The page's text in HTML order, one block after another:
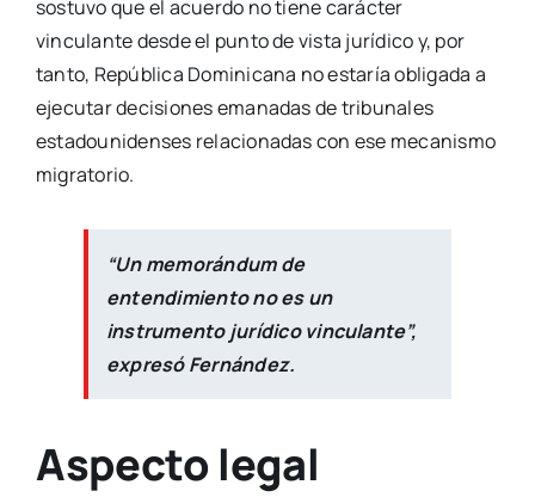
sostuvo que el acuerdo no tiene carácter
vinculante desde el punto de vista jurídico y, por
tanto, República Dominicana no estaría obligada a
ejecutar decisiones emanadas de tribunales
estadounidenses relacionadas con ese mecanismo
migratorio.
“Un memorándum de
entendimiento no es un
instrumento jurídico vinculante”,
expresó Fernández.
Aspecto legal